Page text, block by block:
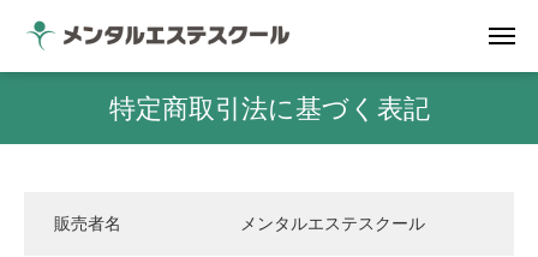
特定商取引法に基づく表記
販売者名 メンタルエステスクール